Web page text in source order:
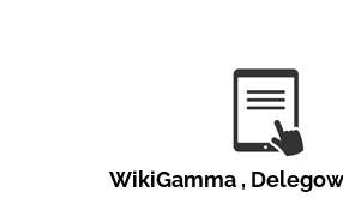
WikiGamma ,